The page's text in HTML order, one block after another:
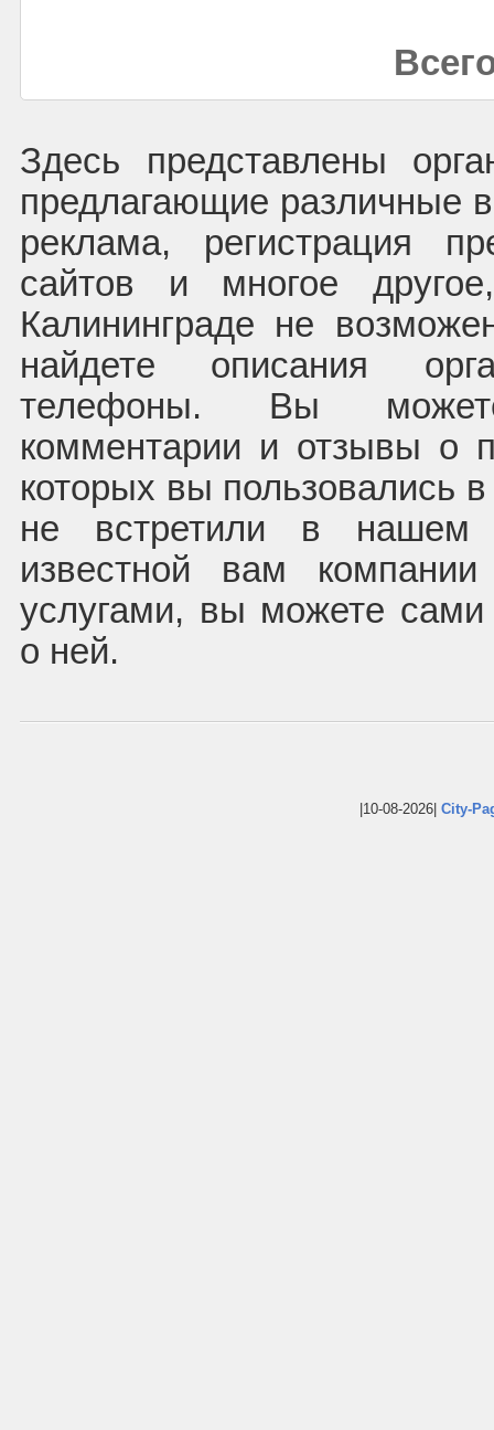
Здесь представлены
предлагающие различные
реклама, регистрация
сайтов и многое
Калининграде не
найдете описания
телефоны. Вы
комментарии и отзывы о
которых вы пользовались
не встретили в нашем
известной вам
услугами, вы можете
о ней.
|10-08-2026| City-